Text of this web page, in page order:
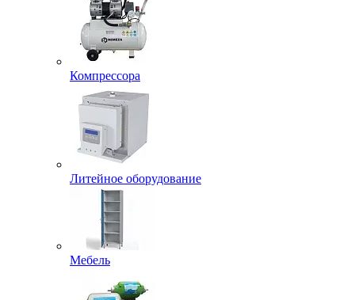
Компрессора
Литейное оборудование
Мебель